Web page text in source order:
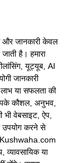
जानकारी केवल
है। हमारा
यूट्यूब, AI
जानकारी
या सफलता की
कौशल, अनुभव,
भी वेबसाइट, ऐप,
उपयोग करने से
व्यावसायिक या